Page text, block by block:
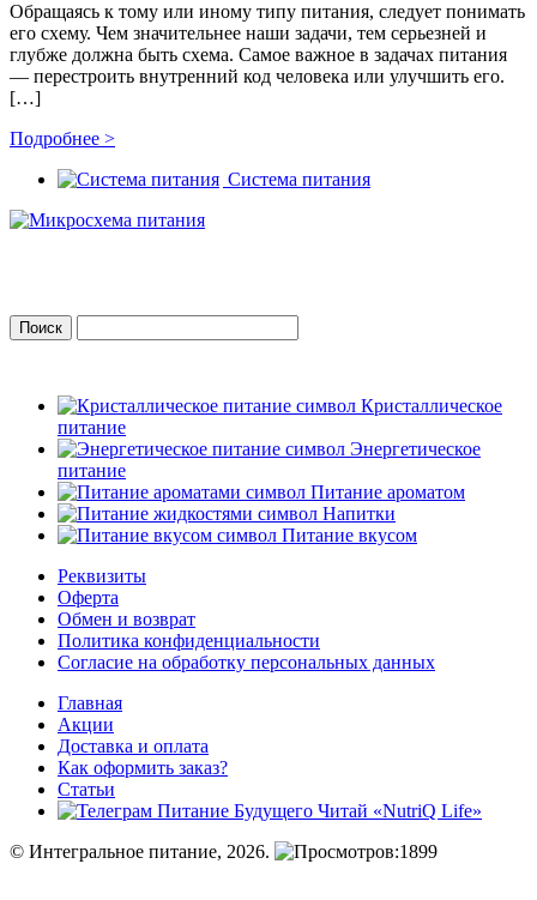
Обращаясь к тому или иному типу питания, следует понимать
его схему. Чем значительнее наши задачи, тем серьезней и
глубже должна быть схема. Самое важное в задачах питания
— перестроить внутренний код человека или улучшить его.
[…]
Подробнее >
Система питания
Кристаллическое
питание
Энергетическое
питание
Питание ароматом
Напитки
Питание вкусом
Реквизиты
Оферта
Обмен и возврат
Политика конфиденциальности
Согласие на обработку персональных данных
Главная
Акции
Доставка и оплата
Как оформить заказ?
Статьи
Читай «NutriQ Life»
© Интегральное питание, 2026.
1899